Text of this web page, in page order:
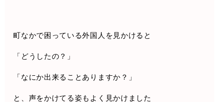
町なかで困っている外国人を見かけると
「どうしたの？」
「なにか出来ることありますか？」
と、声をかけてる姿もよく見かけました